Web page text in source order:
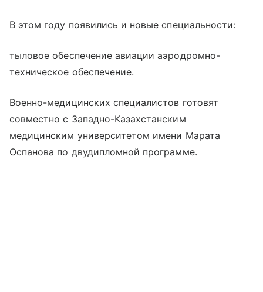
В этом году появились и новые специальности:
тыловое обеспечение авиации аэродромно-
техническое обеспечение.
Военно-медицинских специалистов готовят
совместно с Западно-Казахстанским
медицинским университетом имени Марата
Оспанова по двудипломной программе.